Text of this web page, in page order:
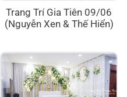
Trang Trí Gia Tiên 09/06
(Nguyễn Xen & Thế Hiển)